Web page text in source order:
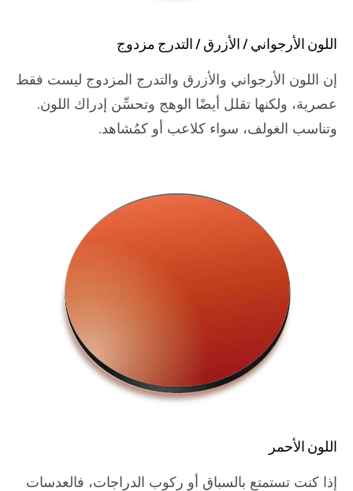
اللون الأرجواني / الأزرق / التدرج مزدوج
إن اللون الأرجواني والأزرق والتدرج المزدوج ليست فقط
عصرية، ولكنها تقلل أيضًا الوهج وتحسِّن إدراك اللون.
وتناسب الغولف، سواء كلاعب أو كمُشاهد.
اللون الأحمر
إذا كنت تستمتع بالسباق أو ركوب الدراجات، فالعدسات